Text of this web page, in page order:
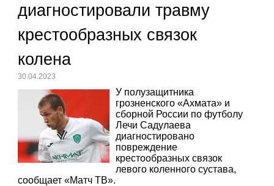
диагностировали травму
крестообразных связок
колена
30.04.2023
У полузащитника
грозненского «Ахмата» и
сборной России по футболу
Лечи Садулаева
диагностировано
повреждение
крестообразных связок
левого коленного сустава,
сообщает «Матч ТВ».